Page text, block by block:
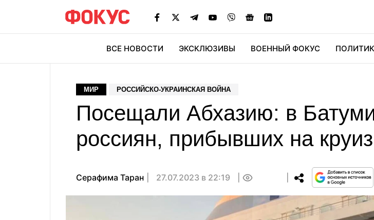
ВСЕ НОВОСТИ ЭКСКЛЮЗИВЫ ВОЕННЫЙ ФОКУС
МИР РОССИЙСКО-УКРАИНСКАЯ ВОЙНА
Посещали Абхазию: в
россиян, прибывших на
Серафима Таран 27.07.2023 в 22:19